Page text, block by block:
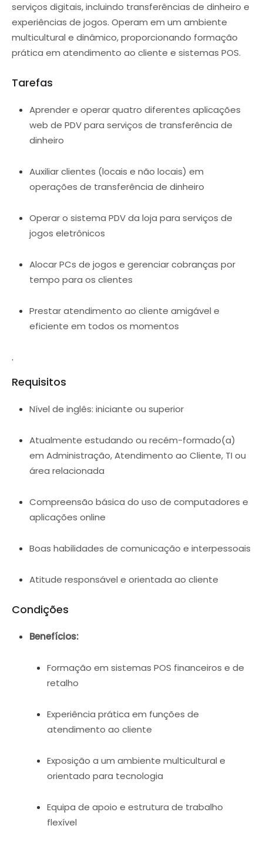
serviços digitais, incluindo transferências de dinheiro e
experiências de jogos. Operam em um ambiente
multicultural e dinâmico, proporcionando formação
prática em atendimento ao cliente e sistemas POS.
Tarefas
Aprender e operar quatro diferentes aplicações
web de PDV para serviços de transferência de
dinheiro
Auxiliar clientes (locais e não locais) em
operações de transferência de dinheiro
Operar o sistema PDV da loja para serviços de
jogos eletrônicos
Alocar PCs de jogos e gerenciar cobranças por
tempo para os clientes
Prestar atendimento ao cliente amigável e
eficiente em todos os momentos
.
Requisitos
Nível de inglês: iniciante ou superior
Atualmente estudando ou recém-formado(a)
em Administração, Atendimento ao Cliente, TI ou
área relacionada
Compreensão básica do uso de computadores e
aplicações online
Boas habilidades de comunicação e interpessoais
Atitude responsável e orientada ao cliente
Condições
Benefícios:
Formação em sistemas POS financeiros e de
retalho
Experiência prática em funções de
atendimento ao cliente
Exposição a um ambiente multicultural e
orientado para tecnologia
Equipa de apoio e estrutura de trabalho
flexível